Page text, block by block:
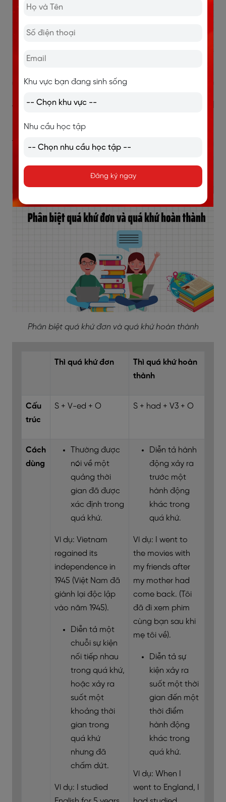
5. Phân biệt quá khứ đơn và quá
Thực tế, rất nhiều người thường nhầm lẫn giữa thì quá
Langmaster phân biệt ngay dưới dây:
Phân biệt quá khứ đơn và quá khứ hoàn thành
Thì quá khứ đơn
Thì quá khứ hoàn
thành
Cấu
trúc
S + V-ed + O S + had + V3 + O
Cách
dùng
Thường được
nói về một
quảng thời
gian đã được
xác định trong
quá khứ.
Ví dụ: Vietnam
regained its
independence in
1945 (Việt Nam đã
giành lại độc lập
vào năm 1945).
Diễn tả một
chuỗi sự kiện
nối tiếp nhau
trong quá khứ,
hoặc xảy ra
suốt một
khoảng thời
gian trong
quá khứ
nhưng đã
chấm dứt.
Ví dụ: I studied
Diễn tả hành
động xảy ra
trước một
hành động
khác trong
quá khứ.
Ví dụ: I went to
the movies with
my friends after
my mother had
come back. (Tôi
đã đi xem phim
cùng bạn sau khi
mẹ tôi về).
Diễn tả sự
kiện xảy ra
suốt một thời
gian đến một
thời điểm
hành động
khác trong
quá khứ.
Ví dụ: When I
went to England, I
Khu vực bạn đang sinh sống
Nhu cầu học tập
Đăng ký ngay